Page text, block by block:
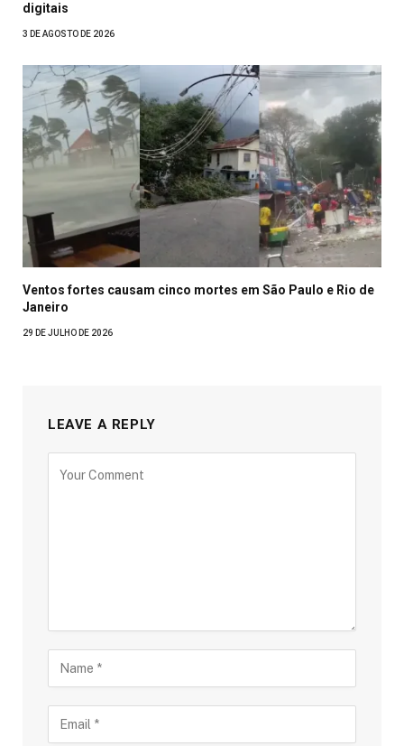
digitais
3 DE AGOSTO DE 2026
Ventos fortes causam cinco mortes em São Paulo e Rio de
Janeiro
29 DE JULHO DE 2026
LEAVE A REPLY